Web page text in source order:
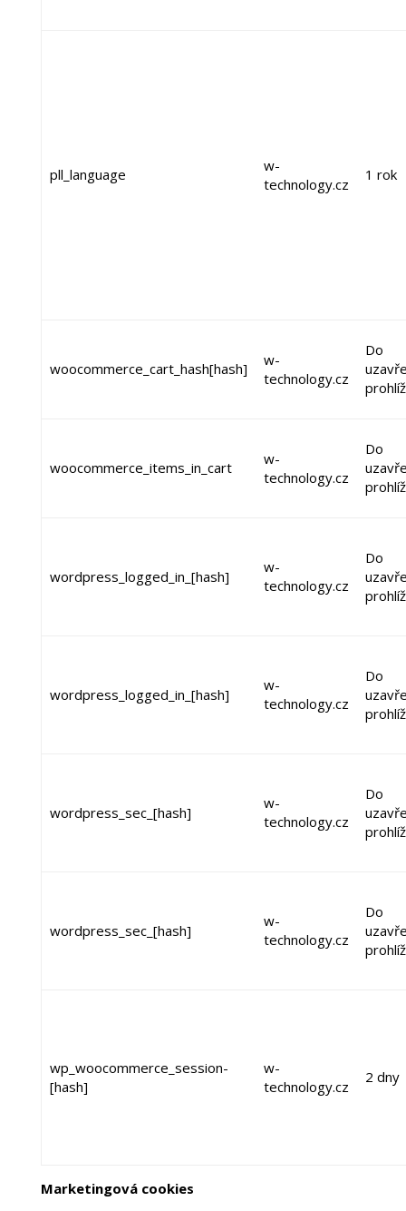
pll_language
w-
technology.cz
1 rok
woocommerce_cart_hash[hash]
w-
technology.cz
Do
woocommerce_items_in_cart
w-
technology.cz
Do
wordpress_logged_in_[hash]
w-
technology.cz
Do
wordpress_logged_in_[hash]
w-
technology.cz
Do
wordpress_sec_[hash]
w-
technology.cz
Do
wordpress_sec_[hash]
w-
technology.cz
Do
wp_woocommerce_session-
[hash]
w-
technology.cz
2 dny
Marketingová cookies